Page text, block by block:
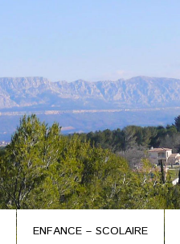
ENFANCE – SCOLAIRE